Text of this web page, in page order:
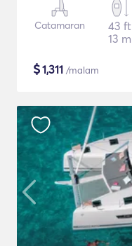
Catamaran
43 ft
13 m
$1,311 /malam